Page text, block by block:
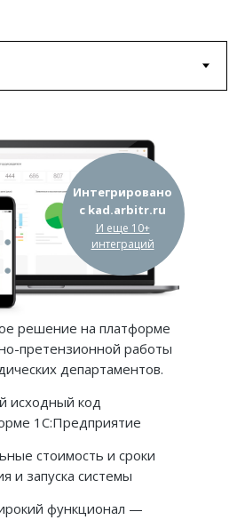
исходный код
1С:Предприятие
решение на платформе
претензионной работы
департаментов.
Интегрировано
с kad.arbitr.ru
стоимость и сроки
и запуска системы
функционал —
И еще 10+
интеграций